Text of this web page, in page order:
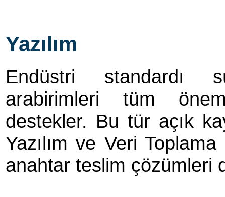
Yazılım
Endüstri standardı
arabirimleri tüm
destekler. Bu tür açık
Yazılım ve Veri
anahtar teslim çözümleri